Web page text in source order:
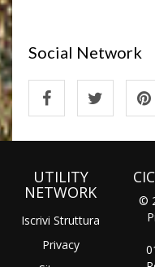
Social Network
UTILITY
NETWORK
Iscrivi Struttura
Privacy
©